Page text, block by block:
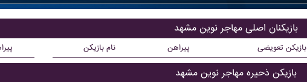
بازیکنان اصلی مهاجر نوين مشهد
نام بازیکن پیراهن بازیکن تعویضی
بازیکن ذحیره مهاجر نوين مشهد